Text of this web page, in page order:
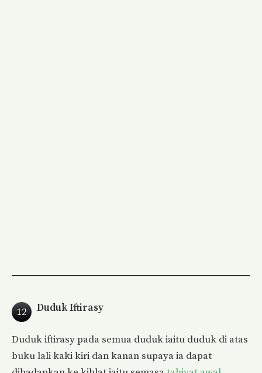
12 Duduk Iftirasy
Duduk iftirasy pada semua duduk iaitu duduk di atas
buku lali kaki kiri dan kanan supaya ia dapat